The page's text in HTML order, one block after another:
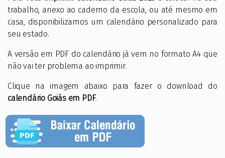
trabalho, anexo ao caderno da escola, ou até mesmo em
casa, disponibilizamos um calendário personalizado para
seu estado.
A versão em PDF do calendário já vem no formato A4 que
não vai ter problema ao imprimir.
Clique na imagem abaixo para fazer o download do
calendário Goiás em PDF.